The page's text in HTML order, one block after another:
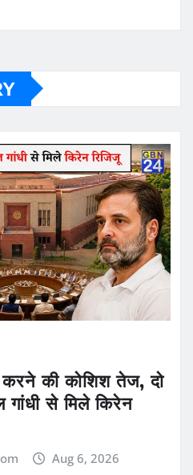
की कोशिश तेज, दो
गांधी से मिले किरेन
Aug 6, 2026